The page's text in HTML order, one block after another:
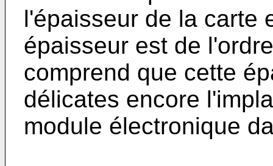
l'épaisseur de la carte
épaisseur est de
comprend que cette
délicates encore
module électronique